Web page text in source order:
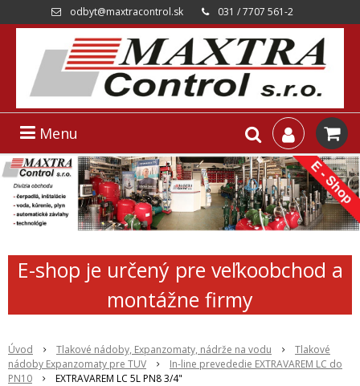
odbyt@maxtracontrol.sk 031 / 7707 561-2
Menu
E-shop je určený pre veľkoobchod a
montážne firmy
Úvod Tlakové nádoby, Expanzomaty, nádrže na vodu
Tlakové
nádoby Expanzomaty pre TUV
In-line prevededie EXTRAVAREM LC do
PN10
EXTRAVAREM LC 5L PN8 3/4"